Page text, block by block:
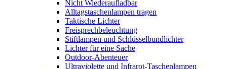
Nicht Wiederaufladbar
Alltagstaschenlampen tragen
Taktische Lichter
Freisprechbeleuchtung
Stiftlampen und Schlüsselbundlichter
Lichter für eine Sache
Outdoor-Abenteuer
Ultraviolette und Infrarot-Taschenlampen